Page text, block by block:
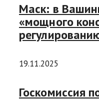
Маск: в
«мощного
19.11.2025
Госкомиссия